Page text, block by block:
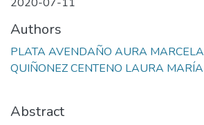
Authors
PLATA AVENDAÑO AURA MARCELA
QUIÑONEZ CENTENO LAURA MARÍA
Abstract